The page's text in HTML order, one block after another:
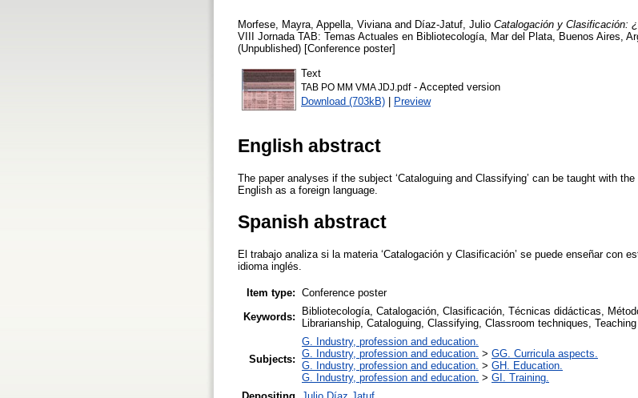
Morfese, Mayra Appella, Viviana and Díaz-Jatuf, Julio Catalogación y Clasificación:
VIII Jornada TAB: Temas Actuales en Bibliotecología, Mar del Plata, Buenos Aires,
(Unpublished) [Conference poster]
Text
TAB PO MM VMA JDJ.pdf- Accepted version
Download (703kB) | Preview
English abstract
The paper analyses if the subject ‘Cataloguing and Classifying’ can be taught with
English as a foreign language.
Spanish abstract
El trabajo analiza si la materia ‘Catalogación y Clasificación’ se puede enseñar con
idioma inglés.
Item type: Conference poster
Keywords:
Bibliotecología, Catalogación, Clasificación, Técnicas didácticas,
Librarianship, Cataloguing, Classifying, Classroom techniques,
Subjects:
G. Industry, profession and education.
G. Industry, profession and education. > GG. Curricula aspects.
G. Industry, profession and education. > GH. Education.
G. Industry, profession and education. > GI. Training.